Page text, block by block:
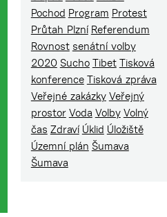
Pochod Program Protest
Průtah Plzní Referendum
Rovnost senátní volby
2020 Sucho Tibet Tisková
konference Tisková zpráva
Veřejné zakázky Veřejný
prostor Voda Volby Volný
čas Zdraví Úklid Úložiště
Územní plán Šumava
Šumava